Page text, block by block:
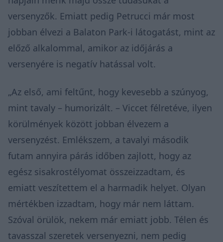
versenyzők. Emiatt pedig Petrucci már most
jobban élvezi a Balaton Park-i látogatást, mint az
előző alkalommal, amikor az időjárás a
versenyére is negatív hatással volt.
„Az első, ami feltűnt, hogy kevesebb a szúnyog,
mint tavaly – humorizált. – Viccet félretéve, ilyen
körülmények között jobban élvezem a
versenyzést. Emlékszem, a tavalyi második
futam annyira párás időben zajlott, hogy az
egész sisakrostélyomat összeizzadtam, és
emiatt veszítettem el a harmadik helyet. Olyan
mértékben izzadtam, hogy már nem láttam.
Szóval örülök, nekem már emiatt jobb. Télen és
tavasszal szeretek versenyezni, nem pedig